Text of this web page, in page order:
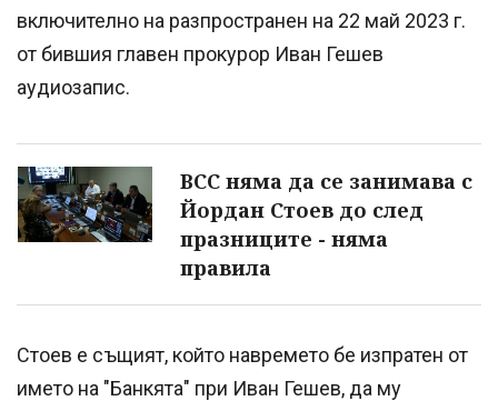
включително на разпространен на 22 май 2023 г.
от бившия главен прокурор Иван Гешев
аудиозапис.
ВСС няма да се занимава с
Йордан Стоев до след
празниците - няма
правила
Стоев е същият, който навремето бе изпратен от
името на "Банкята" при Иван Гешев, да му